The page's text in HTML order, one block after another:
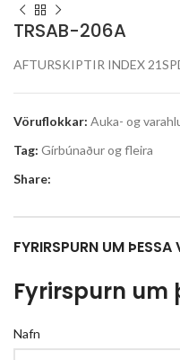
TRSAB-206A
AFTURSKIPTIR INDEX
Vöruflokkar: Auka- og
Tag: Gírbúnaður og fleira
Share:
FYRIRSPURN UM ÞESSA
Fyrirspurn um
Nafn